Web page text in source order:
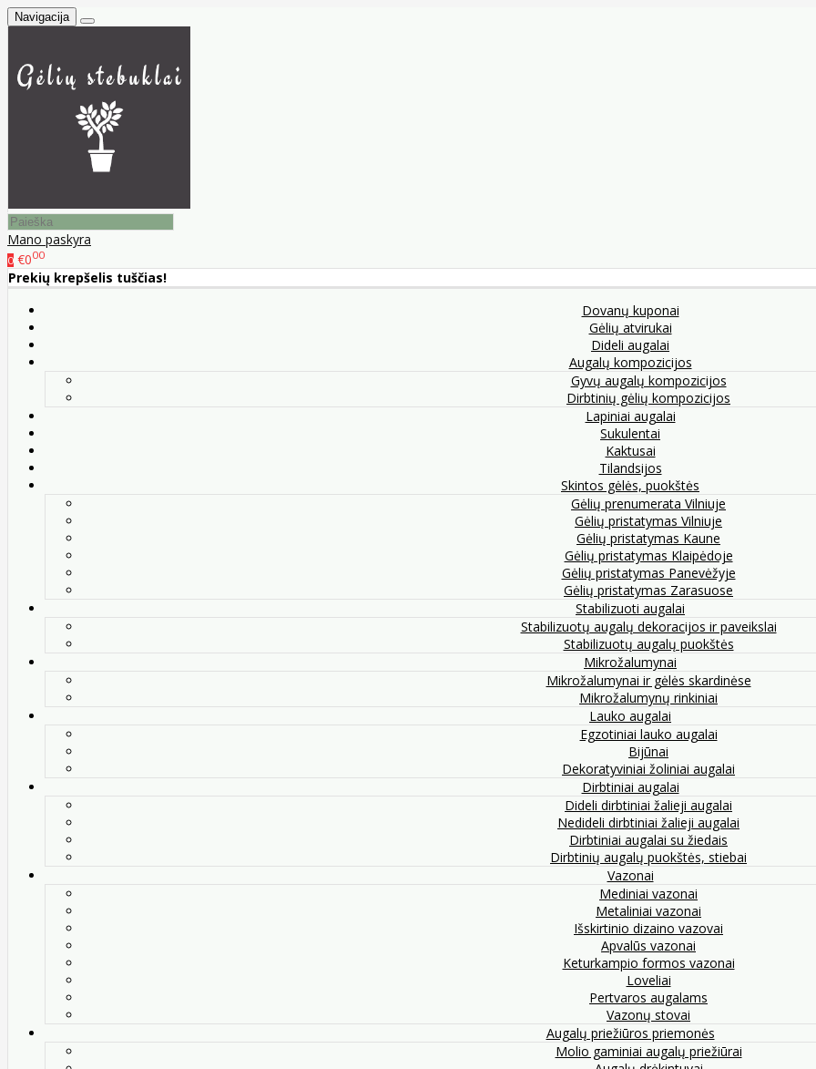
Navigacija
Mano paskyra
0 €000
Prekių krepšelis tuščias!
Dovanų kuponai
Gėlių atvirukai
Dideli augalai
Augalų kompozicijos
Gyvų augalų kompozicijos
Dirbtinių gėlių kompozicijos
Lapiniai augalai
Sukulentai
Kaktusai
Tilandsijos
Skintos gėlės, puokštės
Gėlių prenumerata Vilniuje
Gėlių pristatymas Vilniuje
Gėlių pristatymas Kaune
Gėlių pristatymas Klaipėdoje
Gėlių pristatymas Panevėžyje
Gėlių pristatymas Zarasuose
Stabilizuoti augalai
Stabilizuotų augalų dekoracijos ir paveikslai
Stabilizuotų augalų puokštės
Mikrožalumynai
Mikrožalumynai ir gėlės skardinėse
Mikrožalumynų rinkiniai
Lauko augalai
Egzotiniai lauko augalai
Bijūnai
Dekoratyviniai žoliniai augalai
Dirbtiniai augalai
Dideli dirbtiniai žalieji augalai
Nedideli dirbtiniai žalieji augalai
Dirbtiniai augalai su žiedais
Dirbtinių augalų puokštės, stiebai
Vazonai
Mediniai vazonai
Metaliniai vazonai
Išskirtinio dizaino vazovai
Apvalūs vazonai
Keturkampio formos vazonai
Loveliai
Pertvaros augalams
Vazonų stovai
Augalų priežiūros priemonės
Molio gaminiai augalų priežiūrai